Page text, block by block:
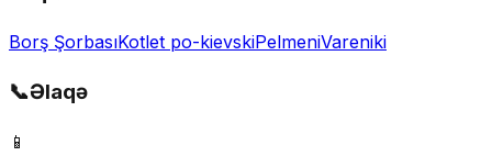
Borş ŞorbasıKotlet po-kievskiPelmeniVareniki
📞Əlaqə
📱